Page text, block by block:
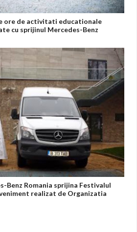
ore de activitati educationale
cu sprijinul Mercedes-Benz
Benz Romania sprijina Festivalul
realizat de Organizatia